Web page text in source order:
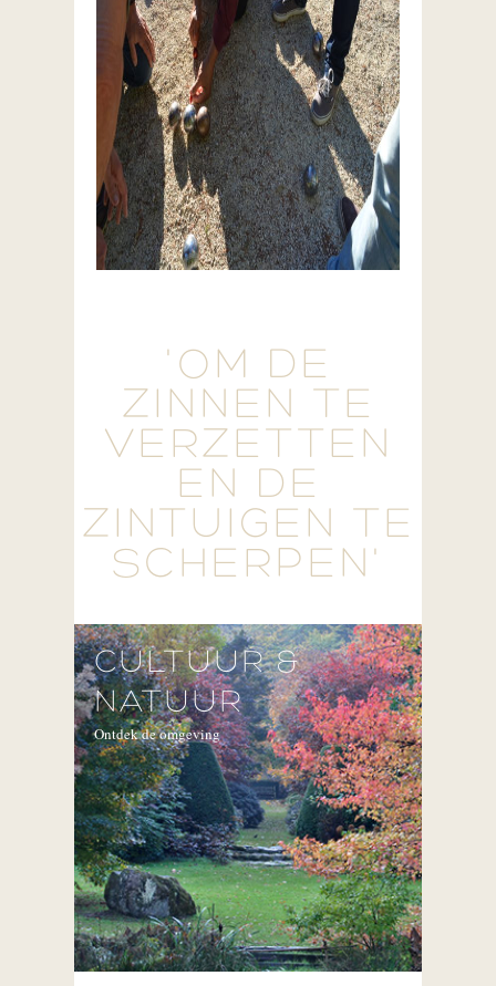
'OM DE
ZINNEN TE
VERZETTEN
EN DE
ZINTUIGEN TE
SCHERPEN'
CULTUUR &
NATUUR
Ontdek de omgeving